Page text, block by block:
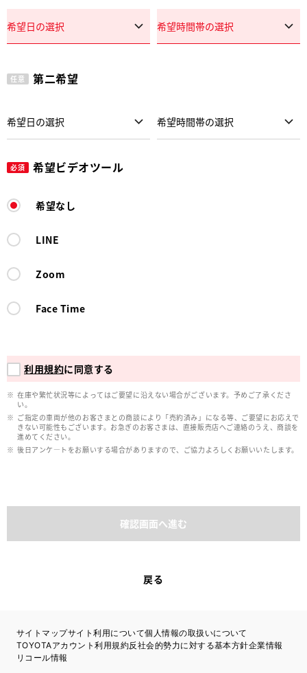
任意 第二希望
必須 希望ビデオツール
希望なし
LINE
Zoom
Face Time
利用規約に同意する
在庫や繁忙状況等によってはご要望に沿えない場合がございます。予めご了承くださ
い。
ご指定の車両が他のお客さまとの商談により「売約済み」になる等、ご要望にお応えで
きない可能性もございます。お急ぎのお客さまは、直接販売店へご連絡のうえ、商談を
進めてください。
後日アンケ―トをお願いする場合がありますので、ご協力よろしくお願いいたします。
確認画面へ進む
戻る
サイトマップサイト利用について個人情報の取扱いについて
TOYOTAアカウント利用規約反社会的勢力に対する基本方針企業情報
リコール情報